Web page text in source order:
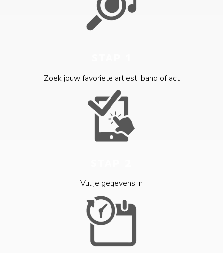
Zoek jouw favoriete artiest, band of act
Vul je gegevens in